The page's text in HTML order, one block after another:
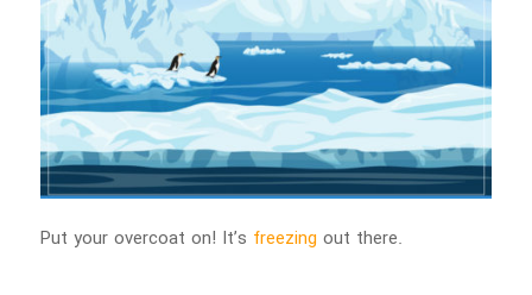
.Put your overcoat on! It’s
freezing out there